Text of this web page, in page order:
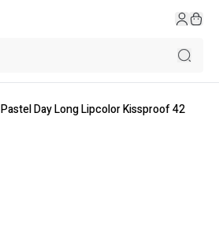
Pastel Day Long Lipcolor Kissproof 42